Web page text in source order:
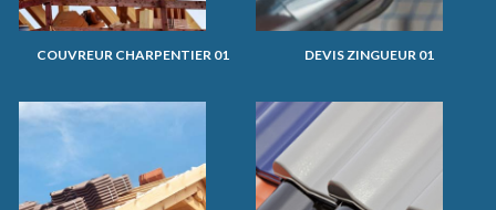
COUVREUR CHARPENTIER 01 DEVIS ZINGUEUR 01